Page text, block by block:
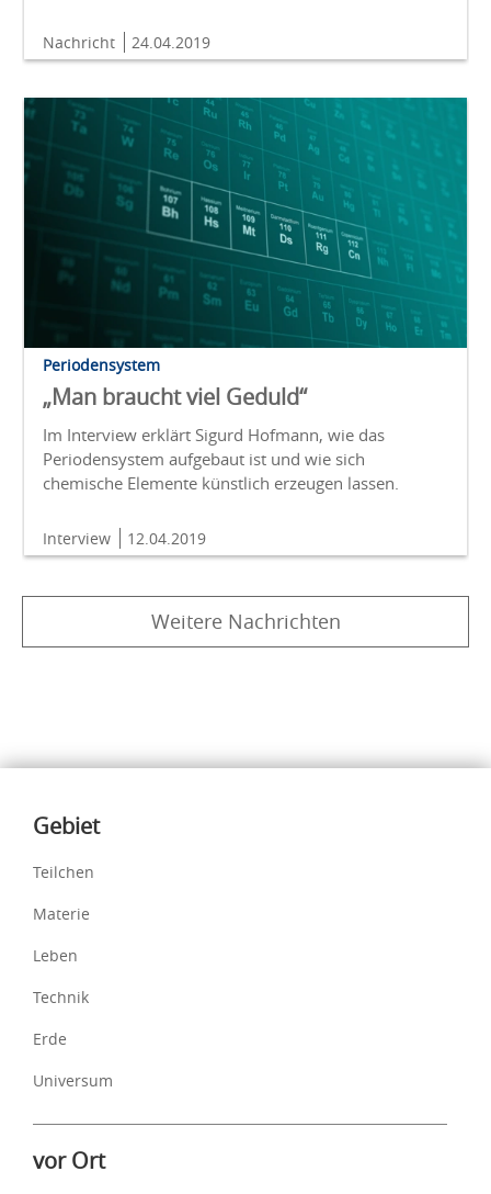
Nachricht 24.04.2019
Periodensystem
„Man braucht viel Geduld“
Im Interview erklärt Sigurd Hofmann, wie das
Periodensystem aufgebaut ist und wie sich
chemische Elemente künstlich erzeugen lassen.
Interview 12.04.2019
Weitere Nachrichten
Inhalte
Gebiet
Teilchen
Materie
Leben
Technik
Erde
Universum
vor Ort